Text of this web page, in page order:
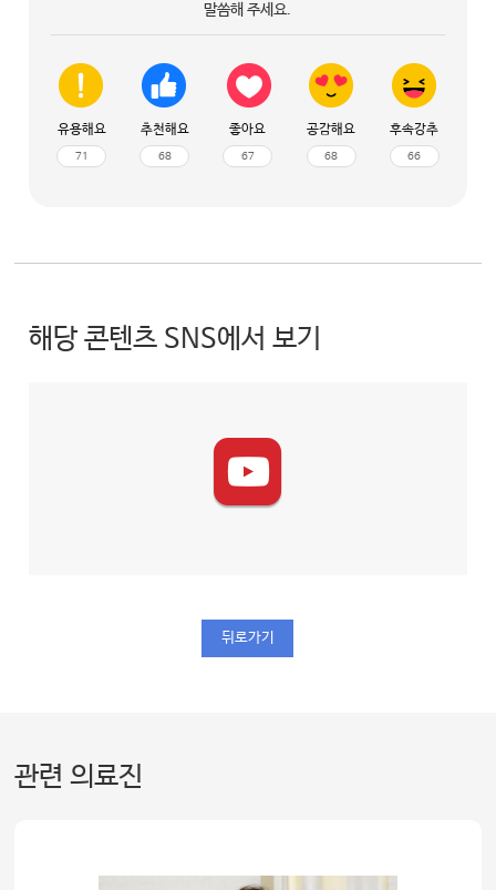
말씀해 주세요.
유용해요
71
추천해요
68
좋아요
67
공감해요
68
후속강추
66
해당 콘텐츠 SNS에서 보기
뒤로가기
관련 의료진